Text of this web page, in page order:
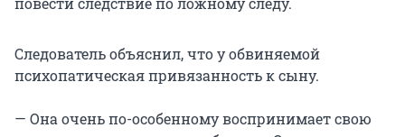
Следователь объяснил, что у обвиняемой
психопатическая привязанность к сыну.
— Она очень по-особенному воспринимает свою